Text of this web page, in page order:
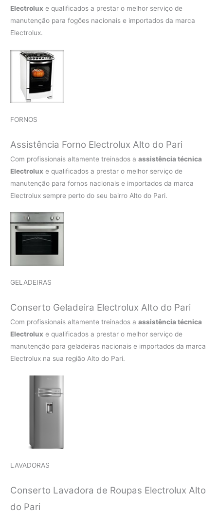
Electrolux e qualificados a prestar o melhor serviço de
manutenção para fogões nacionais e importados da marca
Electrolux.
FORNOS
Assistência Forno Electrolux Alto do Pari
Com profissionais altamente treinados aassistência técnica
Electrolux e qualificados a prestar o melhor serviço de
manutenção para fornos nacionais e importados da marca
Electrolux sempre perto do seu bairro Alto do Pari.
GELADEIRAS
Conserto Geladeira Electrolux Alto do Pari
Com profissionais altamente treinados aassistência técnica
Electrolux e qualificados a prestar o melhor serviço de
manutenção para geladeiras nacionais e importados da marca
Electrolux na sua região Alto do Pari.
LAVADORAS
Conserto Lavadora de Roupas Electrolux Alto
do Pari